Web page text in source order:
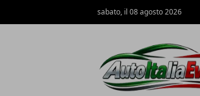
sabato, il 08 agosto 2026